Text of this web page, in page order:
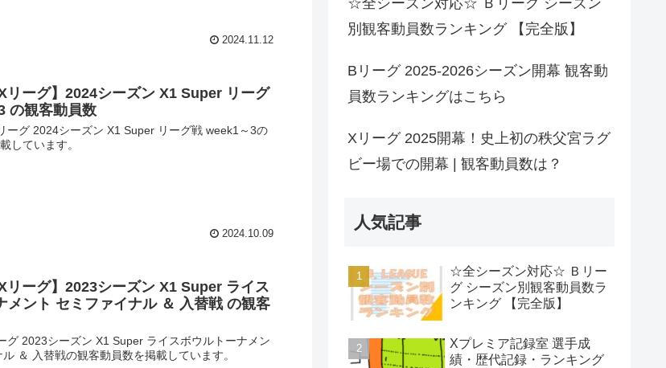
2024.11.12
Xリーグ】2024シーズン X1 Super リーグ
の観客動員数
ーグ 2024シーズン X1 Super リーグ戦 week1～3の
しています。
2024.10.09
Xリーグ】2023シーズン X1 Super ライス
メント セミファイナル ＆ 入替戦 の観客
グ 2023シーズン X1 Super ライスボウルトーナメン
ル ＆ 入替戦の観客動員数を掲載しています。
☆全シーズン対応☆ Ｂリーグ シーズン
別観客動員数ランキング 【完全版】
Bリーグ 2025-2026シーズン開幕 観客動
員数ランキングはこちら
Xリーグ 2025開幕！史上初の秩父宮ラグ
ビー場での開幕 | 観客動員数は？
人気記事
☆全シーズン対応☆ Ｂリー
グ シーズン別観客動員数ラ
ンキング 【完全版】
Xプレミア記録室 選手成
績・歴代記録・ランキング